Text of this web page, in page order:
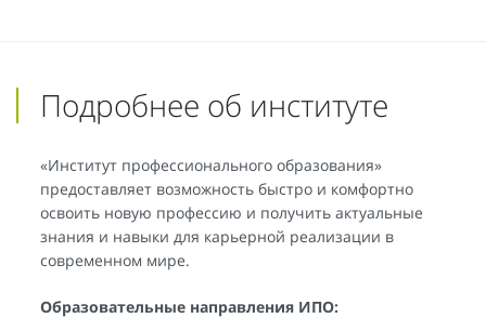
Подробнее об институте
«Институт профессионального образования»
предоставляет возможность быстро и комфортно
освоить новую профессию и получить актуальные
знания и навыки для карьерной реализации в
современном мире.
Образовательные направления ИПО: